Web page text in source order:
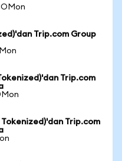
Trip.com Group
Trip.com
Trip.com